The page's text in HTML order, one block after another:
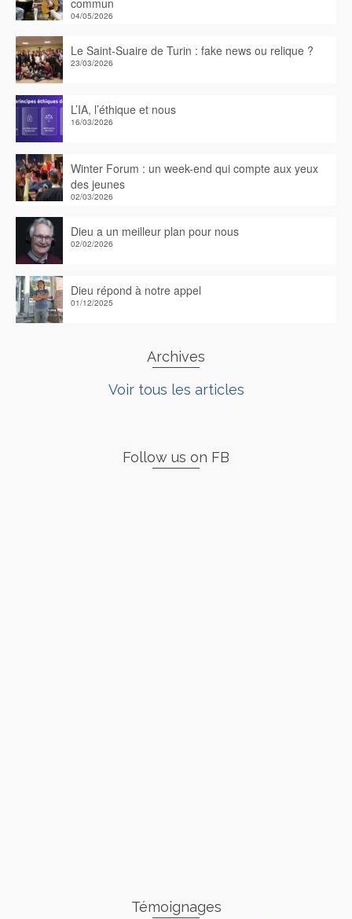
04/05/2026
Le Saint-Suaire de Turin : fake news ou relique ?
23/03/2026
L’IA, l’éthique et nous
16/03/2026
Winter Forum : un week-end qui compte aux yeux
des jeunes
02/03/2026
Dieu a un meilleur plan pour nous
02/02/2026
Dieu répond à notre appel
01/12/2025
Archives
Voir tous les articles
Follow us on FB
Témoignages